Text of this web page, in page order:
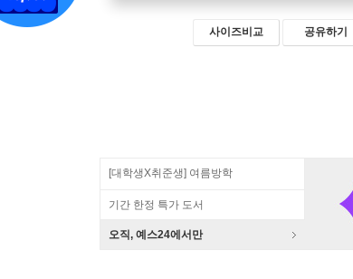
사이즈비교 공유하기
[대학생X취준생] 여름방학
기간 한정 특가 도서
오직, 예스24에서만